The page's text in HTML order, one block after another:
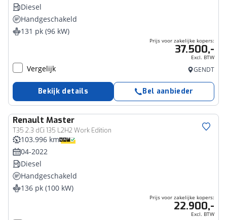
Diesel
Handgeschakeld
131 pk (96 kW)
Prijs voor zakelijke kopers:
37.500,-
Excl. BTW
Vergelijk GENDT
Bekijk details Bel aanbieder
Renault Master
T35 2.3 dCi 135 L2H2 Work Edition
Bedrijfswagen
103.996 km
04-2022
Diesel
Handgeschakeld
136 pk (100 kW)
Prijs voor zakelijke kopers:
22.900,-
Excl. BTW